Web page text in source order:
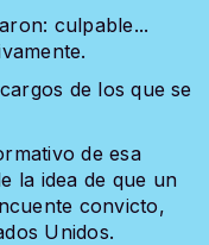
culpable...
de los que se
de esa
la idea de que un
convicto,
Unidos.